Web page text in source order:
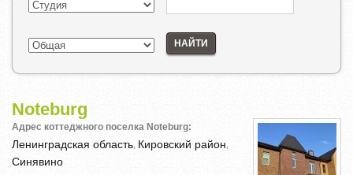
НАЙТИ
Noteburg
Адрес коттеджного поселка Noteburg:
Ленинградская область Кировский район
Синявино